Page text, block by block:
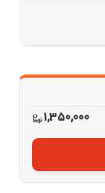
1,350,000